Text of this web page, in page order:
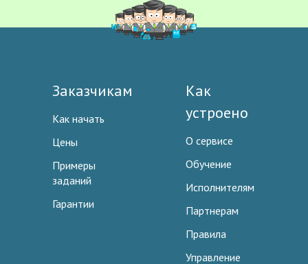
Заказчикам
Как начать
Цены
Примеры
заданий
Гарантии
Как
устроено
О сервисе
Обучение
Исполнителям
Партнерам
Правила
Управление